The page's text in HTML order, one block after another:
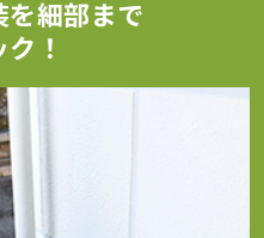
細部まで
！